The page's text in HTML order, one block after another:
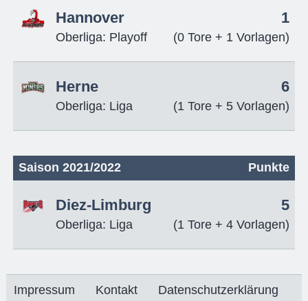
Hannover
Oberliga: Playoff
1
(0 Tore + 1 Vorlagen)
Herne
Oberliga: Liga
6
(1 Tore + 5 Vorlagen)
Saison 2021/2022 Punkte
Diez-Limburg
Oberliga: Liga
5
(1 Tore + 4 Vorlagen)
Impressum Kontakt Datenschutzerklärung